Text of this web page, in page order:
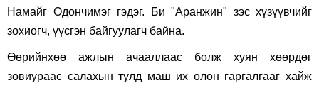
Намайг Одончимэг гэдэг. Би "Аранжин" зэс хүзүүвчийг
зохиогч, үүсгэн байгуулагч байна.
Өөрийнхөө ажлын ачааллаас болж хуян хөөрдөг
зовиураас салахын тулд маш их олон гаргалгааг хайж